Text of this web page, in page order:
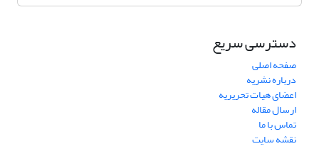
دسترسی سریع
صفحه اصلی
درباره نشریه
اعضای هیات تحریریه
ارسال مقاله
تماس با ما
نقشه سایت